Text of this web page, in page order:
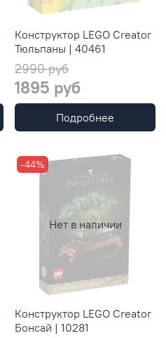
Конструктор LEGO Creator
Тюльпаны | 40461
2990 руб
1895 руб
Подробнее
Нет в наличии
-44%
Конструктор LEGO Creator
Бонсай | 10281